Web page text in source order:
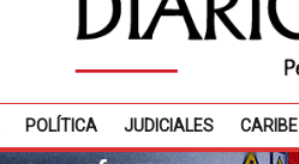
POLÍTICA JUDICIALES CARIBE